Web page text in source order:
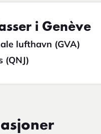
i Genève
lufthavn (GVA)
(QNJ)